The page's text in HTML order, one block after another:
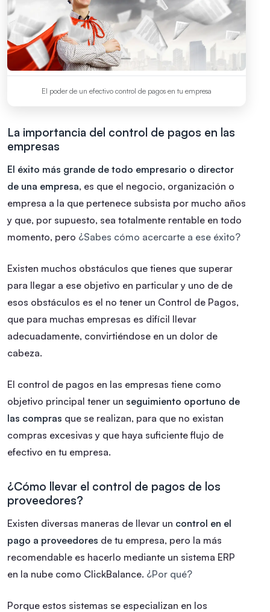
El poder de un efectivo control de pagos en tu empresa
La importancia del control de pagos en las
empresas
El éxito más grande de todo empresario o director
de una empresa, es que el negocio, organización o
empresa a la que pertenece subsista por mucho años
y que, por supuesto, sea totalmente rentable en todo
momento, pero ¿Sabes cómo acercarte a ese éxito?
Existen muchos obstáculos que tienes que superar
para llegar a ese objetivo en particular y uno de de
esos obstáculos es el no tener un Control de Pagos,
que para muchas empresas es difícil llevar
adecuadamente, convirtiéndose en un dolor de
cabeza.
El control de pagos en las empresas tiene como
objetivo principal tener un seguimiento oportuno de
las compras que se realizan, para que no existan
compras excesivas y que haya suficiente flujo de
efectivo en tu empresa.
¿Cómo llevar el control de pagos de los
proveedores?
Existen diversas maneras de llevar un control en el
pago a proveedores de tu empresa, pero la más
recomendable es hacerlo mediante un sistema ERP
en la nube como ClickBalance. ¿Por qué?
Porque estos sistemas se especializan en los